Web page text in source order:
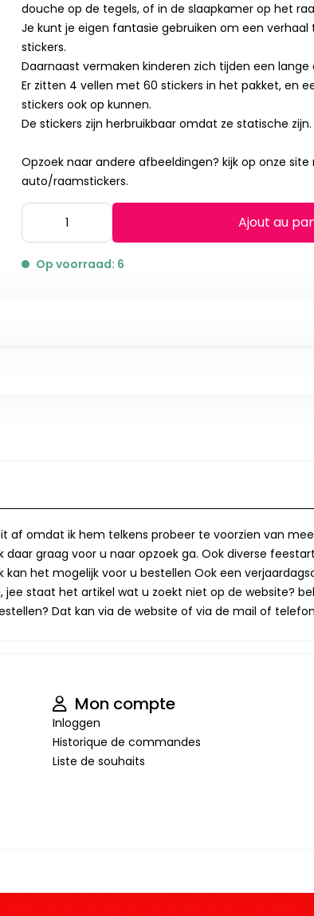
douche op de tegels, of in de slaapkamer op het
Je kunt je eigen fantasie gebruiken om een
stickers.
Daarnaast vermaken kinderen zich tijden een lange
Er zitten 4 vellen met 60 stickers in het pakket, en
stickers ook op kunnen.
De stickers zijn herbruikbaar omdat ze statische zijn.
Opzoek naar andere afbeeldingen? kijk op onze site
auto/raamstickers.
Ajout au
Op voorraad: 6
af omdat ik hem telkens probeer te voorzien van
graag voor u naar opzoek ga. Ook diverse
het mogelijk voor u bestellen Ook een
staat het artikel wat u zoekt niet op de website?
Dat kan via de website of via de mail of
Mon compte
Inloggen
Historique de commandes
Liste de souhaits